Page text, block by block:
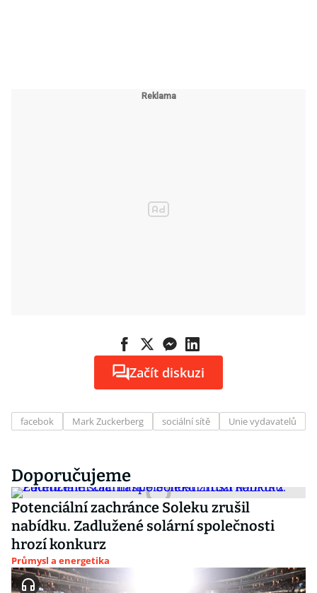
Začít diskuzi
facebok Mark Zuckerberg sociální sítě Unie vydavatelů
Doporučujeme
Potenciální zachránce Soleku zrušil
nabídku. Zadlužené solární společnosti
hrozí konkurz
Průmysl a energetika